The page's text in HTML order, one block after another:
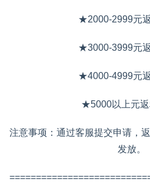
★2000-2999元
★3000-3999元
★4000-4999元
★5000以上元
注意事项：通过客服提交申请，
发放。